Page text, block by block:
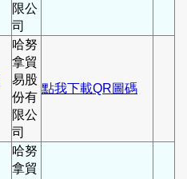
限公
司
哈努
拿貿
易股
份有
限公
司
點我下載QR圖碼
哈努
拿貿